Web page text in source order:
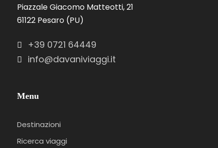
Piazzale Giacomo Matteotti, 21
61122 Pesaro (PU)
+39 0721 64449
info@davaniviaggi.it
Menu
Destinazioni
Ricerca viaggi